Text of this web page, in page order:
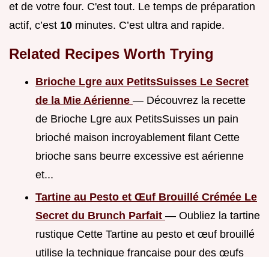
et de votre four. C'est tout. Le temps de préparation
actif, c’est 10 minutes. C’est ultra and rapide.
Related Recipes Worth Trying
Brioche Lgre aux PetitsSuisses Le Secret
de la Mie Aérienne — Découvrez la recette
de Brioche Lgre aux PetitsSuisses un pain
brioché maison incroyablement filant Cette
brioche sans beurre excessive est aérienne
et...
Tartine au Pesto et Œuf Brouillé Crémée Le
Secret du Brunch Parfait — Oubliez la tartine
rustique Cette Tartine au pesto et œuf brouillé
utilise la technique française pour des œufs